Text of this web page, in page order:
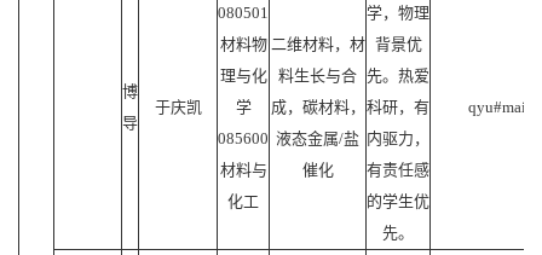
博
导
于庆凯
080501
材料物
理与化
学
085600
材料与
化工
二维材料，材
料生长与合
成，碳材料，
液态金属/盐
催化
学，物理
背景优
先。热爱
科研，有
内驱力，
有责任感
的学生优
先。